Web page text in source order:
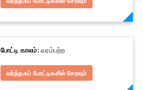
போட்டி காலம்:வரம்பற்ற
வர்த்தகப் போட்டிகளில் சேரவும்